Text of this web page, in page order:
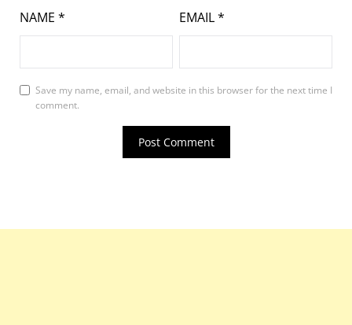
NAME * EMAIL*
Save my name, email, and website in this browser for the next time I
comment.